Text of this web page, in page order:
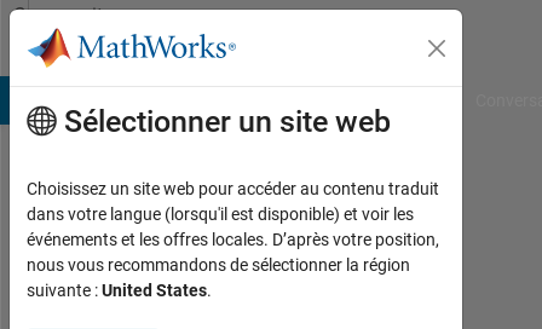
Passer au contenu
Community
Profile
Cristian
Martin
Last
Sélectionner un site web
Choisissez un site web pour accéder au contenu traduit
dans votre langue (lorsqu'il est disponible) et voir les
événements et les offres locales. D’après votre position,
nous vous recommandons de sélectionner la région
suivante :United States.